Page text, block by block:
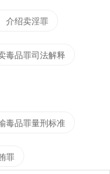
负责任或者滥用职
大损失的，处五年
上十年以下有期徒
介绍卖淫罪
毒品罪司法解释
毒品罪量刑标准
罪